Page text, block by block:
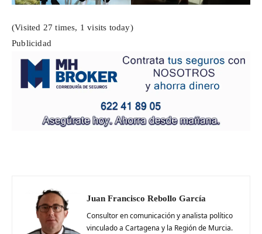
(Visited 27 times, 1 visits today)
Publicidad
Juan Francisco Rebollo García
Consultor en comunicación y analista político
vinculado a Cartagena y la Región de Murcia.